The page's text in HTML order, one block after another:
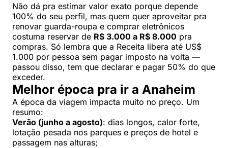
Não dá pra estimar valor exato porque depende
100% do seu perfil, mas quem quer aproveitar pra
renovar guarda-roupa e comprar eletrônicos
costuma reservar de R$ 3.000 a R$ 8.000 pra
compras. Só lembra que a Receita libera até US$
1.000 por pessoa sem pagar imposto na volta —
passou disso, tem que declarar e pagar 50% do que
exceder.
Melhor época pra ir a Anaheim
A época da viagem impacta muito no preço. Um
resumo:
Verão (junho a agosto): dias longos, calor forte,
lotação pesada nos parques e preços de hotel e
passagem nas alturas;